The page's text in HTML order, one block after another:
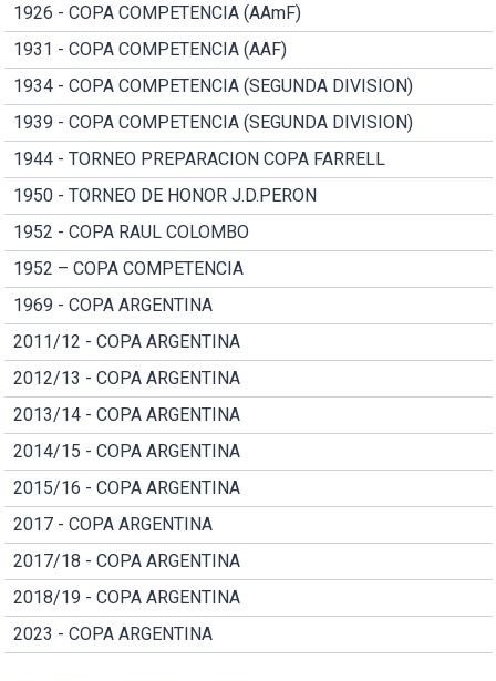
1926 - COPA COMPETENCIA (AAmF)
1931 - COPA COMPETENCIA (AAF)
1934 - COPA COMPETENCIA (SEGUNDA DIVISION)
1939 - COPA COMPETENCIA (SEGUNDA DIVISION)
1944 - TORNEO PREPARACION COPA FARRELL
1950 - TORNEO DE HONOR J.D.PERON
1952 - COPA RAUL COLOMBO
1952 – COPA COMPETENCIA
1969 - COPA ARGENTINA
2011/12 - COPA ARGENTINA
2012/13 - COPA ARGENTINA
2013/14 - COPA ARGENTINA
2014/15 - COPA ARGENTINA
2015/16 - COPA ARGENTINA
2017 - COPA ARGENTINA
2017/18 - COPA ARGENTINA
2018/19 - COPA ARGENTINA
2023 - COPA ARGENTINA